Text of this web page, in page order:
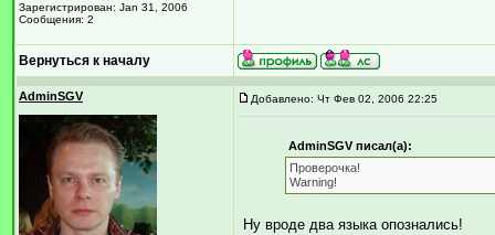
Зарегистрирован: Jan 31, 2006
Сообщения: 2
Вернуться к началу
AdminSGV Добавлено: Чт Фев 02, 2006 22:25
AdminSGV писал(а):
Проверочка!
Warning!
Ну вроде два языка опознались!